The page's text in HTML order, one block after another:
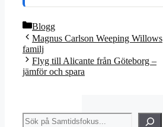
Kategorier
Blogg
Magnus Carlson Weeping Willows
familj
Flyg till Alicante från Göteborg –
jämför och spara
Sök